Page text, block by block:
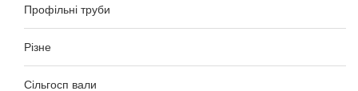
Профільні труби
Різне
Сільгосп вали